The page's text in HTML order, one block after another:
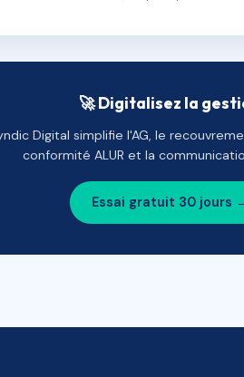
🚀 Digitalisez la
Digital simplifie l'AG, le
conformité ALUR et la
Essai gratuit 30 jours